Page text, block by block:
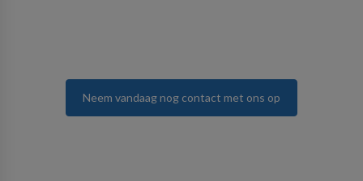
Neem vandaag nog contact met ons op